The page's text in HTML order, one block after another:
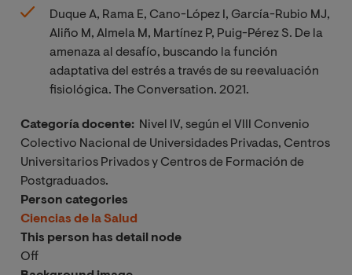
Duque A, Rama E, Cano-López I, García-Rubio MJ,
Aliño M, Almela M, Martínez P, Puig-Pérez S. De la
amenaza al desafío, buscando la función
adaptativa del estrés a través de su reevaluación
fisiológica. The Conversation. 2021.
Categoría docente: Nivel IV, según el VIII Convenio
Colectivo Nacional de Universidades Privadas, Centros
Universitarios Privados y Centros de Formación de
Postgraduados.
Person categories
Ciencias de la Salud
This person has detail node
Off